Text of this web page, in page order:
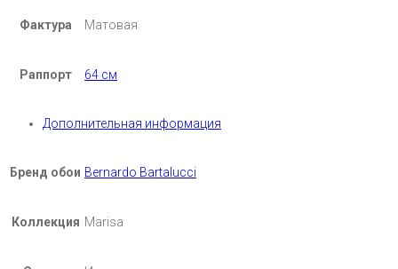
Фактура Матовая
Раппорт 64 см
Дополнительная информация
Бренд обои Bernardo Bartalucci
Коллекция Marisa